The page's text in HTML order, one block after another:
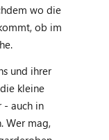
wo die
ob im
und ihrer
kleine
- auch in
Wer mag,